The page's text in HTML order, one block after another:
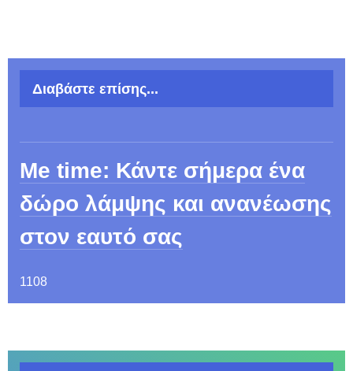
Διαβάστε επίσης...
Me time: Κάντε σήμερα ένα
δώρο λάμψης και ανανέωσης
στον εαυτό σας
1108